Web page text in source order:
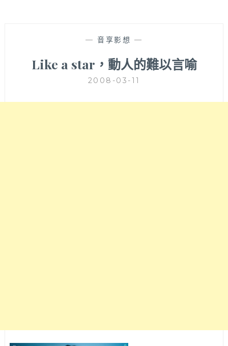
— 音享影想 —
Like a star，動人的難以言喻
2008-03-11